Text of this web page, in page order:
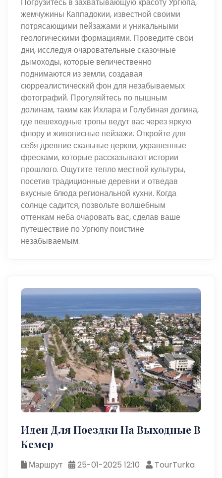
жемчужины Каппадокии, известной своими
потрясающими пейзажами и уникальными
геологическими формациями. Проведите свои
дни, исследуя очаровательные сказочные
дымоходы, которые величественно
поднимаются из земли, создавая
сюрреалистический фон для незабываемых
фотографий. Прогуляйтесь по пышным
долинам, таким как Ихлара и Голубиная долина,
где пешеходные тропы ведут вас через яркую
флору и живописные пейзажи. Откройте для
себя древние скальные церкви, украшенные
фресками, которые рассказывают истории
прошлого. Ощутите тепло местной культуры,
посетив традиционные деревни и отведав
вкусные блюда региональной кухни. Когда
солнце садится, позвольте волшебным
оттенкам неба очаровать вас, сделав ваше
путешествие по Ургюпу поистине
незабываемым.
Идеи Для Поездки На Выходные В
Кемер
Маршрут 25-01-2025 12:10
TourTurka